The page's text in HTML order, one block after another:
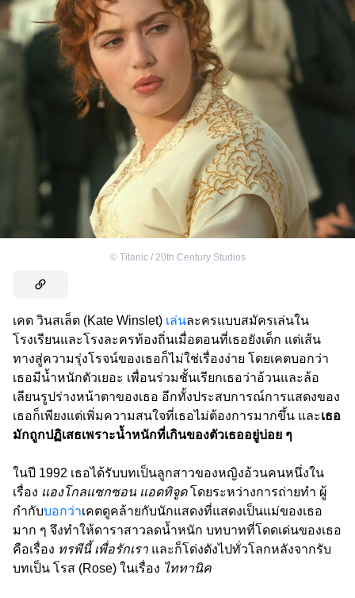
© Titanic / 20th Century Studios
เคต วินสเล็ต (Kate Winslet) เล่นละครแบบสมัครเล่นใน
โรงเรียนและโรงละครท้องถิ่นเมื่อตอนที่เธอยังเด็ก แต่เส้น
ทางสู่ความรุ่งโรจน์ของเธอก็ไม่ใช่เรื่องง่าย โดยเคตบอกว่า
เธอมีน้ำหนักตัวเยอะ เพื่อนร่วมชั้นเรียกเธอว่าอ้วนและล้อ
เลียนรูปร่างหน้าตาของเธอ อีกทั้งประสบการณ์การแสดงของ
เธอก็เพียงแต่เพิ่มความสนใจที่เธอไม่ต้องการมากขึ้น และเธอ
มักถูกปฏิเสธเพราะน้ำหนักที่เกินของตัวเธออยู่บ่อย ๆ
ในปี 1992 เธอได้รับบทเป็นลูกสาวของหญิงอ้วนคนหนึ่งใน
เรื่อง แองโกลแซกซอน แอดทิจูดโดยระหว่างการถ่ายทำ ผู้
กำกับบอกว่าเคตดูคล้ายกับนักแสดงที่แสดงเป็นแม่ของเธอ
มาก ๆ จึงทำให้ดาราสาวลดน้ำหนัก บทบาทที่โดดเด่นของเธอ
คือเรื่อง ทรพีนี้ เพื่อรักเรา และก็โด่งดังไปทั่วโลกหลังจากรับ
บทเป็น โรส (Rose) ในเรื่อง ไททานิค